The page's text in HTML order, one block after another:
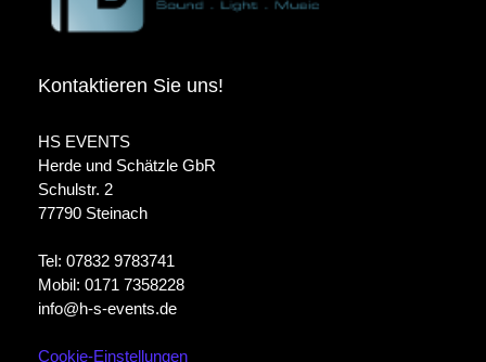
Kontaktieren Sie uns!
HS EVENTS
Herde und Schätzle GbR
Schulstr. 2
77790 Steinach
Tel: 07832 9783741
Mobil: 0171 7358228
info@h-s-events.de
Cookie-Einstellungen